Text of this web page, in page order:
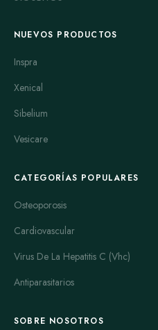
NUEVOS PRODUCTOS
Inspra
Xenical
Sibelium
Vesicare
CATEGORÍAS POPULARES
Osteoporosis
Cardiovascular
Virus De La Hepatitis C (Vhc)
Antiparasitarios
SOBRE NOSOTROS